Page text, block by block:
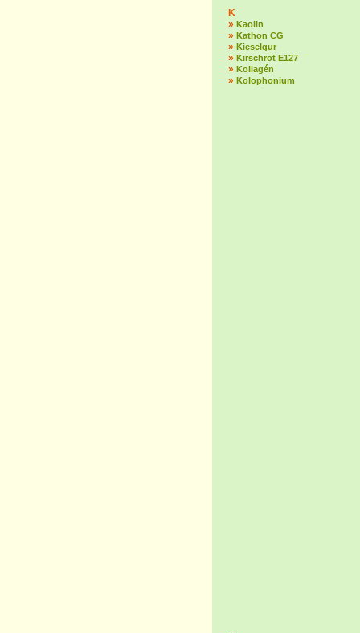
K
» Kaolin
» Kathon CG
» Kieselgur
» Kirschrot E127
» Kollagén
» Kolophonium